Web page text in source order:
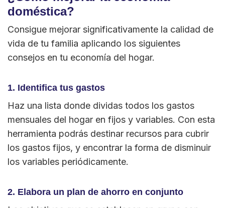
doméstica?
Consigue mejorar significativamente la calidad de
vida de tu familia aplicando los siguientes
consejos en tu economía del hogar.
1. Identifica tus gastos
Haz una lista donde dividas todos los gastos
mensuales del hogar en fijos y variables. Con esta
herramienta podrás destinar recursos para cubrir
los gastos fijos, y encontrar la forma de disminuir
los variables periódicamente.
2. Elabora un plan de ahorro en conjunto